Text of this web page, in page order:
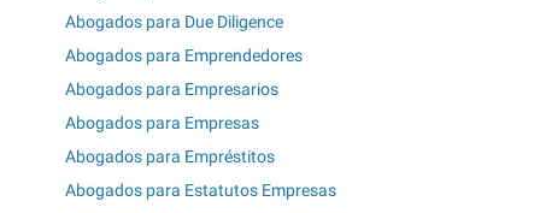
Abogados para Due Diligence
Abogados para Emprendedores
Abogados para Empresarios
Abogados para Empresas
Abogados para Empréstitos
Abogados para Estatutos Empresas